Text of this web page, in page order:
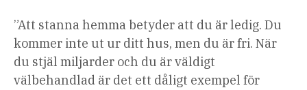
”Att stanna hemma betyder att du är ledig. Du
kommer inte ut ur ditt hus, men du är fri. När
du stjäl miljarder och du är väldigt
välbehandlad är det ett dåligt exempel för